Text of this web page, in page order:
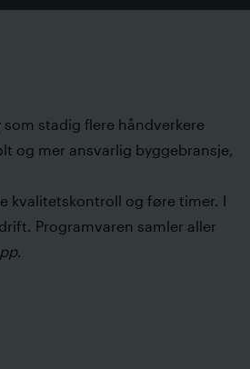
stadig flere håndverkere
og mer ansvarlig byggebransje,
kvalitetskontroll og føre timer. I
Programvaren samler aller
.